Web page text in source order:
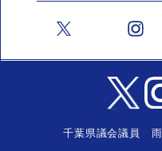
千葉県議会議員